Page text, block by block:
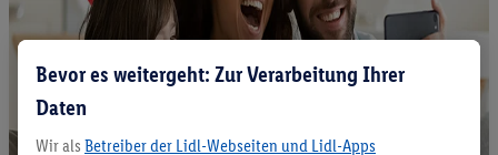
Bevor es weitergeht: Zur Verarbeitung Ihrer
Daten
Wir als Betreiber der Lidl-Webseiten und Lidl-Apps